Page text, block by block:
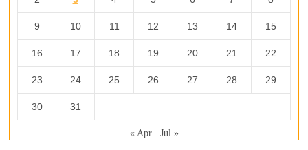
9 10 11 12 13 14 15
16 17 18 19 20 21 22
23 24 25 26 27 28 29
30 31
« Apr Jul »